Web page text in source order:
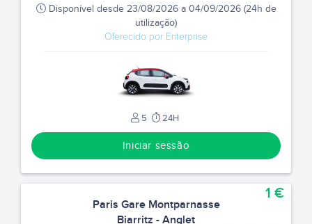
Disponível desde 23/08/2026 a 04/09/2026 (24h de
utilização)
Oferecido por Enterprise
5 24H
Iniciar sessão
Paris Gare Montparnasse
Biarritz - Anglet
1 €